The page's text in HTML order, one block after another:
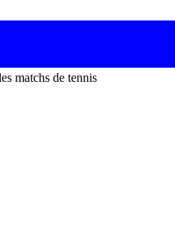
matchs de tennis